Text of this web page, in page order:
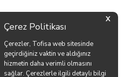
X
Çerez Politikası
Çerezler, Tofisa web sitesinde
geçirdiğiniz vaktin ve aldığınız
hizmetin daha verimli olmasını
sağlar. Çerezlerle ilgili detaylı bilgi